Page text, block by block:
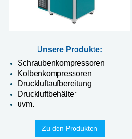
Unsere Produkte:
Schraubenkompressoren
Kolbenkompressoren
Druckluftaufbereitung
Druckluftbehälter
uvm.
Zu den Produkten